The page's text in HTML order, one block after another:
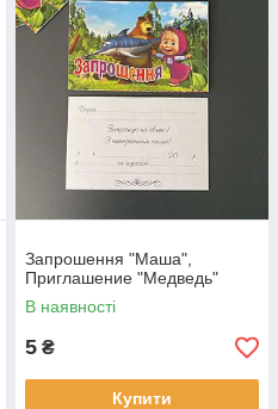
Запрошення "Маша",
Приглашение "Медведь"
В наявності
5 ₴
Купити